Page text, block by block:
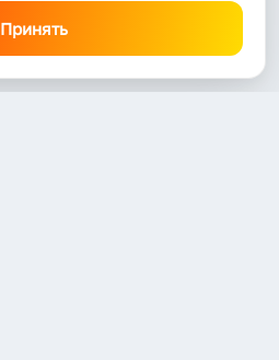
Принять